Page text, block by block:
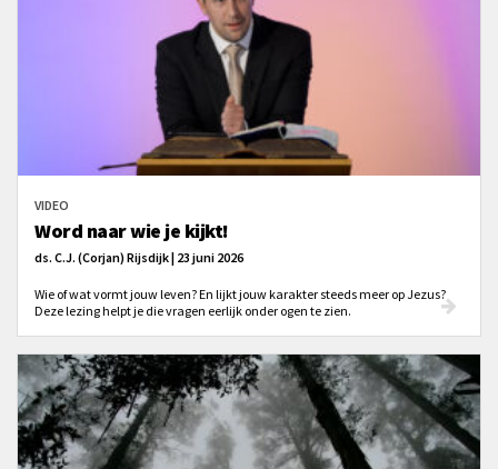
VIDEO
Word naar wie je kijkt!
ds. C.J. (Corjan) Rijsdijk | 23 juni 2026
Wie of wat vormt jouw leven? En lijkt jouw karakter steeds meer op Jezus?
Deze lezing helpt je die vragen eerlijk onder ogen te zien.